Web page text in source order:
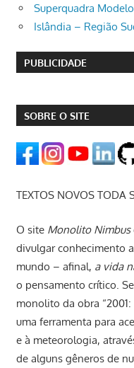
Superquadra Modelo
Islândia – Região
PUBLICIDADE
SOBRE O SITE
TEXTOS NOVOS TODA
O site Monolito Nimbus
divulgar conhecimento
mundo – afinal, a vida
o pensamento crítico.
monolito da obra
uma ferramenta para
e à meteorologia,
de alguns gêneros de